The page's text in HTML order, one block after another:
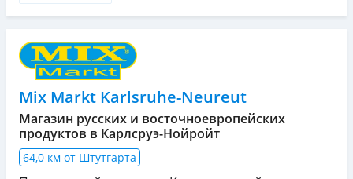
Mix Markt Karlsruhe-Neureut
Магазин русских и восточноевропейских
продуктов в Карлсруэ-Нойройт
64,0 км от Штутгарта